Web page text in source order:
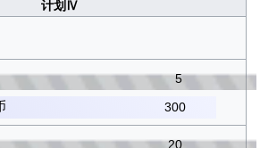
计划Ⅳ
5
300
20